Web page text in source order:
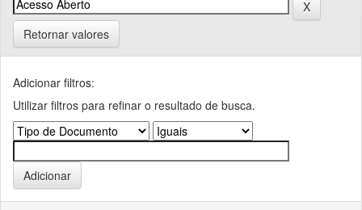
Retornar valores
Adicionar filtros:
Utilizar filtros para refinar o resultado de busca.